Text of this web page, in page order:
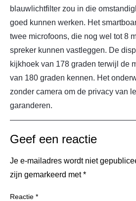
blauwlichtfilter zou in die
goed kunnen werken. Het
twee microfoons, die nog wel tot 8
spreker kunnen vastleggen. De
kijkhoek van 178 graden terwijl de
van 180 graden kennen. Het
zonder camera om de privacy van
garanderen.
Geef een reactie
Je e-mailadres wordt niet
zijn gemarkeerd met*
Reactie *